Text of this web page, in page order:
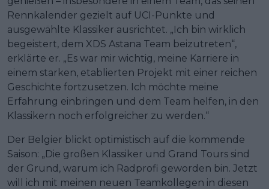
Rennkalender gezielt auf UCI-Punkte und
ausgewählte Klassiker ausrichtet. „Ich bin wirklich
begeistert, dem XDS Astana Team beizutreten“,
erklärte er. „Es war mir wichtig, meine Karriere in
einem starken, etablierten Projekt mit einer reichen
Geschichte fortzusetzen. Ich möchte meine
Erfahrung einbringen und dem Team helfen, in den
Klassikern noch erfolgreicher zu werden.“
Der Belgier blickt optimistisch auf die kommende
Saison: „Die großen Klassiker und Grand Tours sind
der Grund, warum ich Radprofi geworden bin. Jetzt
will ich mit meinen neuen Teamkollegen in diesen